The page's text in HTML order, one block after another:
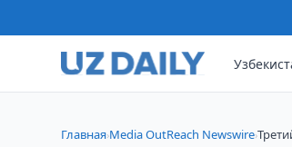
Главная›Media OutReach Newswire›